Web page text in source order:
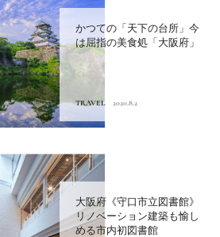
かつての「天下の台所」今
は屈指の美食処「大阪府」
TRAVEL 2020.8.2
大阪府《守口市立図書館》
リノベーション建築も愉し
める市内初図書館